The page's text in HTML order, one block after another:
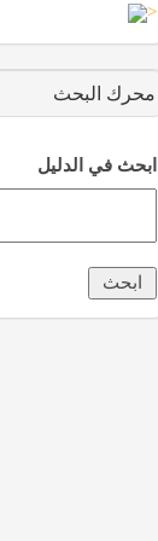
<
محرك البحث
ابحث في الدليل